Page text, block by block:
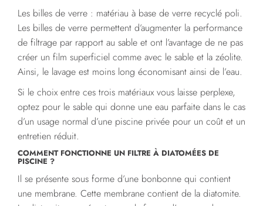
Les billes de verre : matériau à base de verre recyclé poli.
Les billes de verre permettent d’augmenter la performance
de filtrage par rapport au sable et ont l’avantage de ne pas
créer un film superficiel comme avec le sable et la zéolite.
Ainsi, le lavage est moins long économisant ainsi de l’eau.
Si le choix entre ces trois matériaux vous laisse perplexe,
optez pour le sable qui donne une eau parfaite dans le cas
d’un usage normal d’une piscine privée pour un coût et un
entretien réduit.
COMMENT FONCTIONNE UN FILTRE À DIATOMÉES DE
PISCINE ?
Il se présente sous forme d’une bonbonne qui contient
une membrane. Cette membrane contient de la diatomite.